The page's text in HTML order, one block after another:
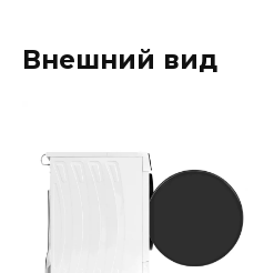
Внешний вид